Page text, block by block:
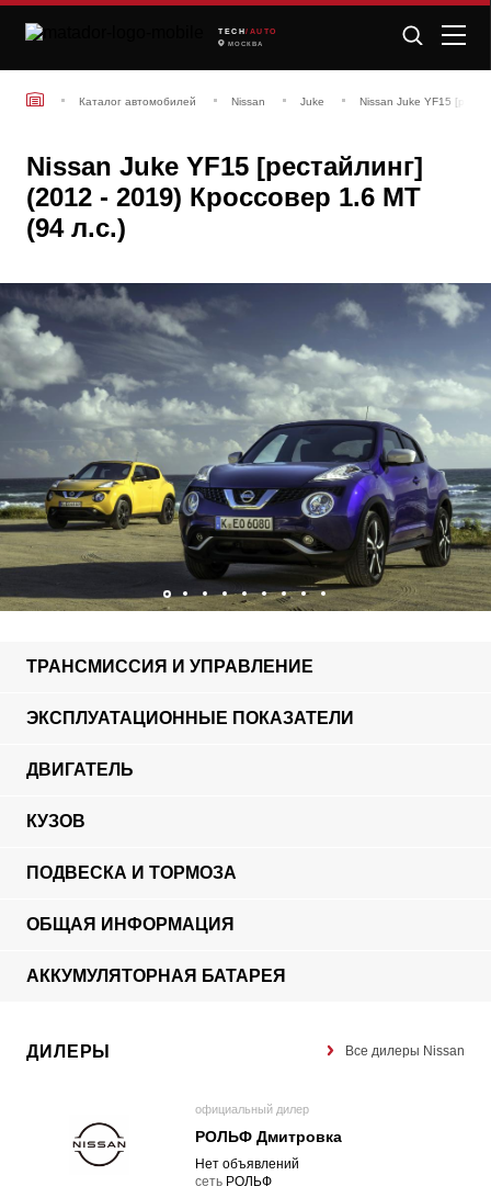
TECH /AUTO
МОСКВА
Каталог автомобилей Nissan Juke Nissan Juke YF15
Nissan Juke YF15 [рестайлинг]
(2012 - 2019) Кроссовер 1.6 MT
(94 л.с.)
ТРАНСМИССИЯ И УПРАВЛЕНИЕ
ЭКСПЛУАТАЦИОННЫЕ ПОКАЗАТЕЛИ
ДВИГАТЕЛЬ
КУЗОВ
ПОДВЕСКА И ТОРМОЗА
ОБЩАЯ ИНФОРМАЦИЯ
АККУМУЛЯТОРНАЯ БАТАРЕЯ
ДИЛЕРЫ Все дилеры Nissan
официальный дилер
РОЛЬФ Дмитровка
Нет объявлений
cеть РОЛЬФ